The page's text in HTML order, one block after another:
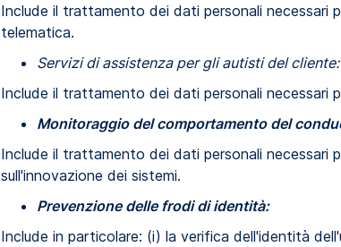
Include il trattamento dei dati personali
telematica.
Servizi di assistenza per gli autisti del cliente:
Include il trattamento dei dati personali necessari
Monitoraggio del comportamento del
Include il trattamento dei dati personali
sull'innovazione dei sistemi.
Prevenzione delle frodi di identità:
Include in particolare: (i) la verifica dell'identità